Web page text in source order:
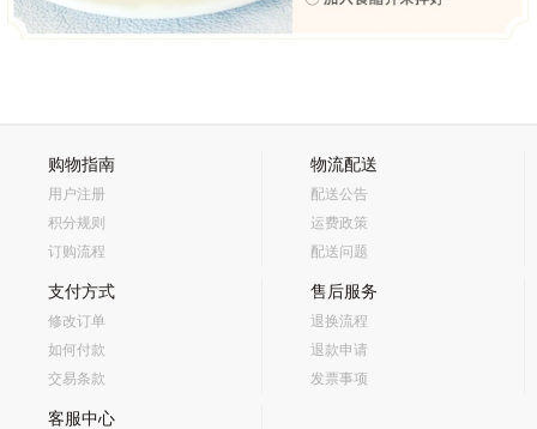
购物指南
用户注册
积分规则
订购流程
物流配送
配送公告
运费政策
配送问题
支付方式
修改订单
如何付款
交易条款
售后服务
退换流程
退款申请
发票事项
客服中心